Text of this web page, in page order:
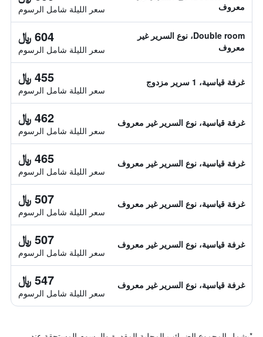
معروف
سعر الليلة شامل الرسوم
Double room، نوع السرير غير
معروف
604 ﷼
سعر الليلة شامل الرسوم
غرفة قياسية، 1 سرير مزدوج 455 ﷼
سعر الليلة شامل الرسوم
غرفة قياسية، نوع السرير غير معروف 462 ﷼
سعر الليلة شامل الرسوم
غرفة قياسية، نوع السرير غير معروف 465 ﷼
سعر الليلة شامل الرسوم
غرفة قياسية، نوع السرير غير معروف 507 ﷼
سعر الليلة شامل الرسوم
غرفة قياسية، نوع السرير غير معروف 507 ﷼
سعر الليلة شامل الرسوم
غرفة قياسية، نوع السرير غير معروف 547 ﷼
سعر الليلة شامل الرسوم